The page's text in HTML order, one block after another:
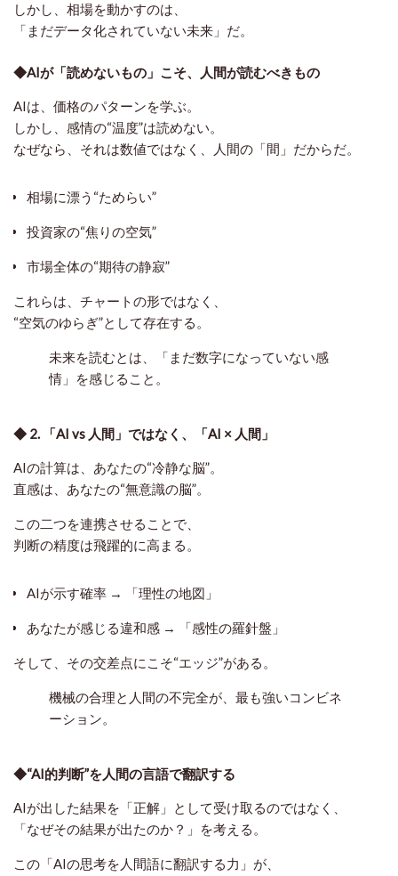
しかし、相場を動かすのは、
「まだデータ化されていない未来」だ。
◆AIが「読めないもの」こそ、人間が読むべきもの
AIは、価格のパターンを学ぶ。
しかし、感情の“温度”は読めない。
なぜなら、それは数値ではなく、人間の「間」だからだ。
相場に漂う“ためらい”
投資家の“焦りの空気”
市場全体の“期待の静寂”
これらは、チャートの形ではなく、
“空気のゆらぎ”として存在する。
未来を読むとは、「まだ数字になっていない感
情」を感じること。
◆ 2. 「AI vs 人間」ではなく、「AI × 人間」
AIの計算は、あなたの“冷静な脳”。
直感は、あなたの“無意識の脳”。
この二つを連携させることで、
判断の精度は飛躍的に高まる。
AIが示す確率 → 「理性の地図」
あなたが感じる違和感 → 「感性の羅針盤」
そして、その交差点にこそ“エッジ”がある。
機械の合理と人間の不完全が、最も強いコンビネ
ーション。
◆“AI的判断”を人間の言語で翻訳する
AIが出した結果を「正解」として受け取るのではなく、
「なぜその結果が出たのか？」を考える。
この「AIの思考を人間語に翻訳する力」が、